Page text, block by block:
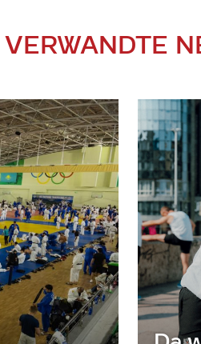
VERWANDTE